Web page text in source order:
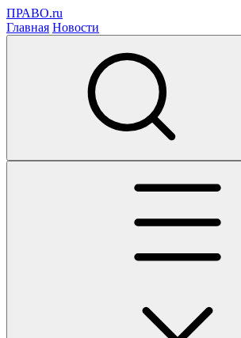
ПРАВО.ru
Главная Новости